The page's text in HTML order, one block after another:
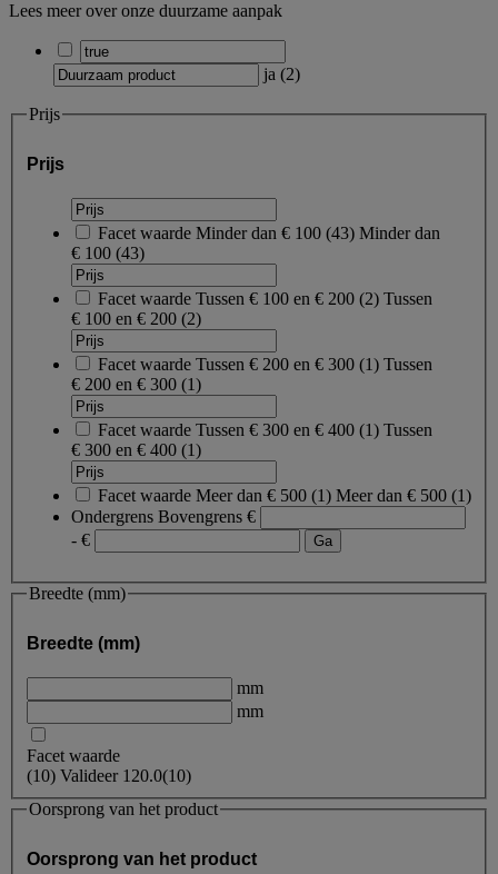
Lees meer over onze duurzame aanpak
ja (2)
Prijs
Prijs
Facet waarde Minder dan € 100 (43) Minder dan
€ 100 (43)
Facet waarde Tussen € 100 en € 200 (2) Tussen
€ 100 en € 200 (2)
Facet waarde Tussen € 200 en € 300 (1) Tussen
€ 200 en € 300 (1)
Facet waarde Tussen € 300 en € 400 (1) Tussen
€ 300 en € 400 (1)
Facet waarde Meer dan € 500 (1) Meer dan € 500 (1)
Ondergrens Bovengrens €
- €
Breedte (mm)
Breedte (mm)
mm
mm
Facet waarde
(10) Valideer 120.0(10)
Oorsprong van het product
Oorsprong van het product